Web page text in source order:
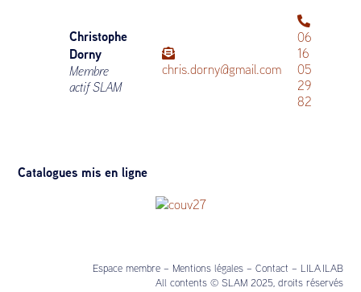
Christophe
Dorny
Membre
actif SLAM
chris.dorny@gmail.com
06
16
05
29
82
Catalogues mis en ligne
Espace membre– Mentions légales– Contact – LILA ILAB
All contents © SLAM 2025, droits réservés